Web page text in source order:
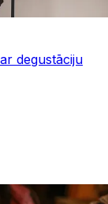
degustāciju